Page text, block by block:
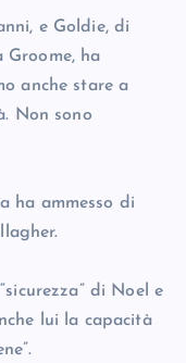
e Goldie, di
Groome, ha
anche stare a
Non sono
ha ammesso di
di Noel e
lui la capacità